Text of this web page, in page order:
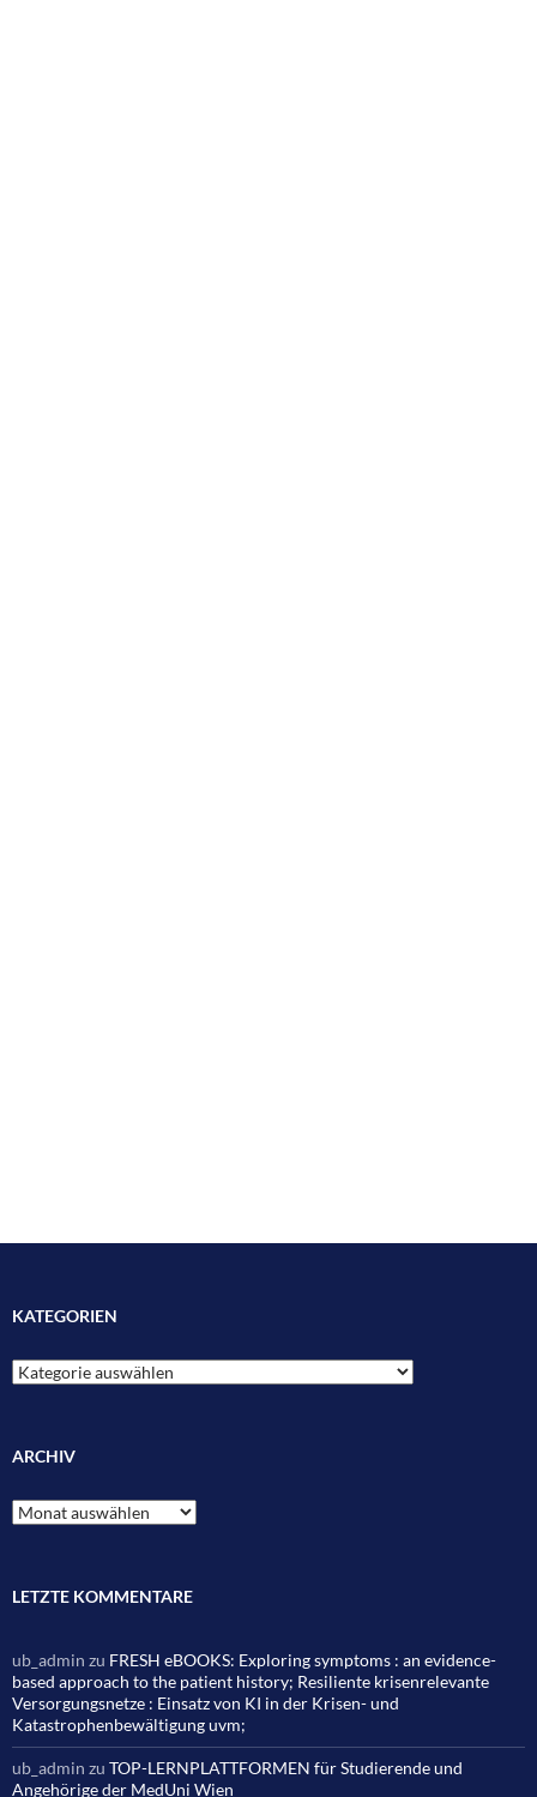
KATEGORIEN
Kategorien
ARCHIV
Archiv
LETZTE KOMMENTARE
ub_admin zu FRESH eBOOKS: Exploring symptoms : an evidence-
based approach to the patient history; Resiliente krisenrelevante
Versorgungsnetze : Einsatz von KI in der Krisen- und
Katastrophenbewältigung uvm;
ub_admin zu TOP-LERNPLATTFORMEN für Studierende und
Angehörige der MedUni Wien